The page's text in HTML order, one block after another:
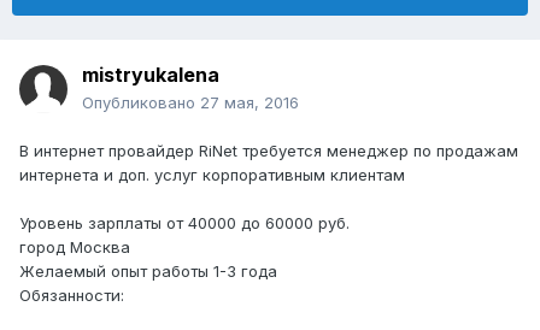
mistryukalena
Опубликовано 27 мая, 2016
В интернет провайдер RiNet требуется менеджер по продажам
интернета и доп. услуг корпоративным клиентам
Уровень зарплаты от 40000 до 60000 руб.
город Москва
Желаемый опыт работы 1-3 года
Обязанности: